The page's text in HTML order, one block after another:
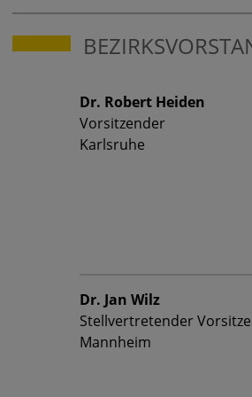
Dr. Robert Heiden
Vorsitzender
Karlsruhe
Dr. Jan Wilz
Stellvertretender
Mannheim